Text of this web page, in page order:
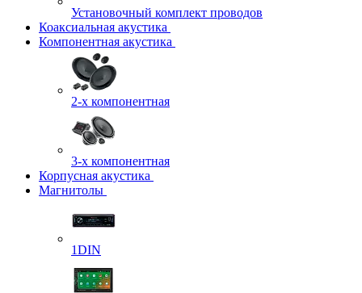
Установочный комплект проводов
Коаксиальная акустика
Компонентная акустика
2-х компонентная
3-х компонентная
Корпусная акустика
Магнитолы
1DIN